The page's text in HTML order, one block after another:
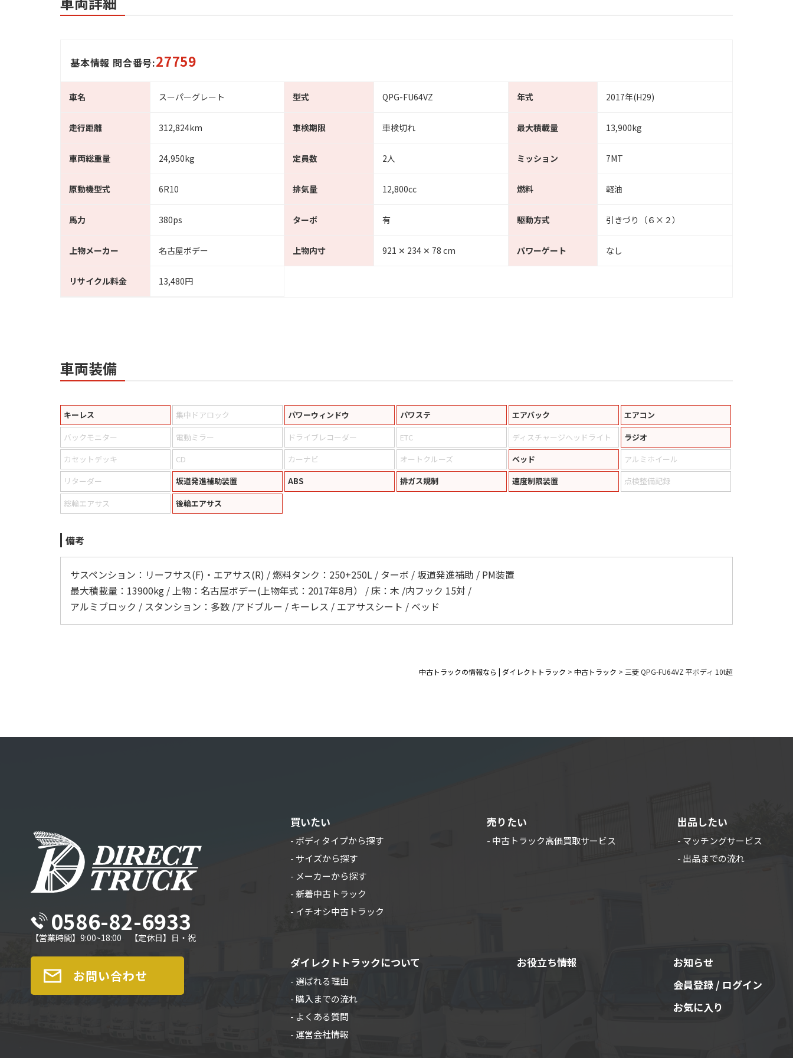
基本情報 問合番号:27759
車名 スーパーグレート 型式 QPG-FU64VZ 年式 2017年(H29)
走行距離 312,824km 車検期限 車検切れ 最大積載量 13,900kg
車両総重量 24,950kg 定員数 2人 ミッション 7MT
原動機型式 6R10 排気量 12,800cc 燃料 軽油
馬力 380ps ターボ 有 駆動方式 引きづり（６×２）
上物メーカー 名古屋ボデー 上物内寸 921 ✕ 234 ✕ 78 cm パワーゲート なし
リサイクル料金 13,480円
車両装備
キーレス 集中ドアロック パワーウィンドウ パワステ エアバック
エアコン
バックモニター
電動ミラー ドライブレコーダー ETC ディスチャージヘッドライト
ラジオ
カセットデッキ
CD カーナビ オートクルーズ ベッド
アルミホイール
リターダー
坂道発進補助装置 ABS 排ガス規制 速度制限装置
点検整備記録
総輪エアサス
後輪エアサス
備考
サスペンション：リーフサス(F)・エアサス(R) / 燃料タンク：250+250L / ターボ / 坂道発進補助 / PM装置
最大積載量：13900kg / 上物：名古屋ボデー(上物年式：2017年8月） / 床：木 /内フック 15対 /
アルミブロック / スタンション：多数 /アドブルー / キーレス / エアサスシート / ベッド
中古トラックの情報なら | ダイレクトトラック > 中古トラック > 三菱 QPG-FU64VZ 平ボディ 10t超
0586-82-6933
【営業時間】9:00~18:00 【定休日】日・祝
お問い合わせ
買いたい
- ボディタイプから探す
- サイズから探す
- メーカーから探す
- 新着中古トラック
- イチオシ中古トラック
売りたい
- 中古トラック高価買取サービス
出品したい
- マッチングサービス
- 出品までの流れ
ダイレクトトラックについて
- 選ばれる理由
- 購入までの流れ
- よくある質問
- 運営会社情報
お役立ち情報
お知らせ
会員登録 / ログイン
お気に入り